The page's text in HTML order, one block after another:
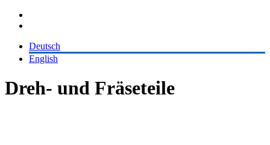
Deutsch
English
Dreh- und Fräseteile